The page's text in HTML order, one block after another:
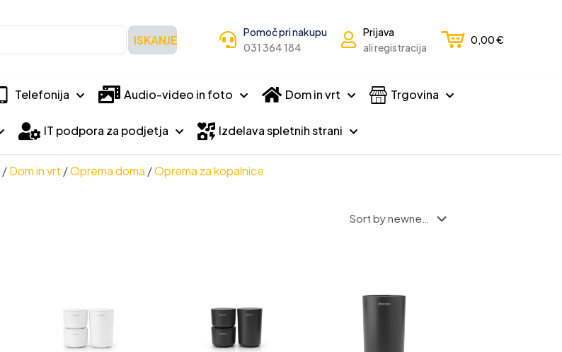
ISKANJE
Pomoč pri nakupu
031 364 184
Prijava
ali registracija
0,00€
Telefonija Audio-video in foto Dom in vrt Trgovina
IT podpora za podjetja Izdelava spletnih strani
/Dom in vrt /Oprema doma /Oprema za kopalnice